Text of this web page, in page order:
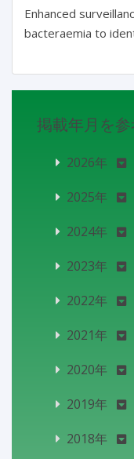
Enhanced
bacteraemia to
掲載年月を
2026年
2025年
2024年
2023年
2022年
2021年
2020年
2019年
2018年